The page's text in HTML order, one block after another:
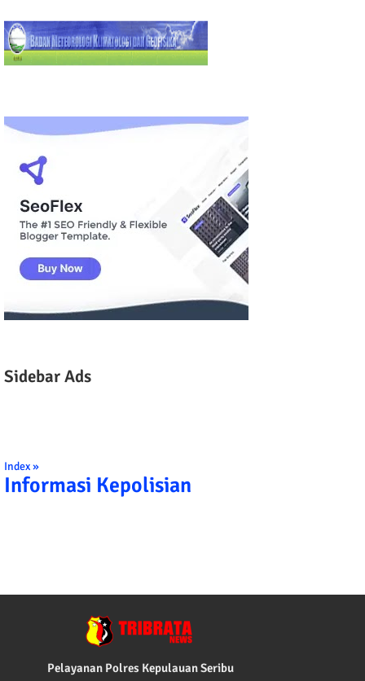
Sidebar Ads
Index »
Informasi Kepolisian
Pelayanan Polres Kepulauan Seribu